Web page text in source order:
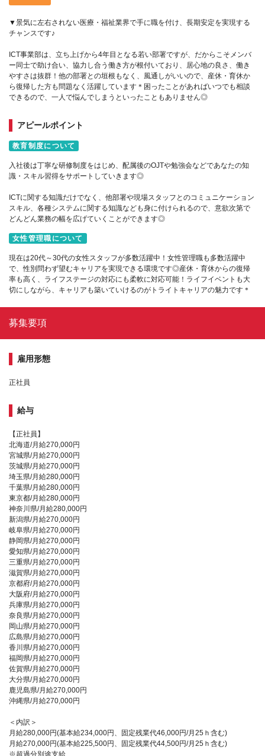
▼景気に左右されない医療・福祉業界で手に職を付け、長期安定を実現する
チャンスです♪
ICT事業部は、立ち上げから4年目となる若い部署ですが、だからこそメンバ
ー同士で助け合い、協力し合う働き方が根付いており、居心地の良さ、働き
やすさは抜群！他の部署との垣根もなく、風通しがいいので、産休・育休か
ら復帰した方も問題なく活躍しています＊困ったことがあればいつでも相談
できるので、一人で悩んでしまうといったこともありません◎
アピールポイント
教育制度について
入社後は丁寧な研修制度をはじめ、配属後のOJTや勉強会などであなたの知
識・スキル習得をサポートしていきます◎
ICTに関する知識だけでなく、他部署や現場スタッフとのコミュニケーション
スキル、各種システムに関する知識なども身に付けられるので、意欲次第で
どんどん業務の幅を広げていくことができます◎
女性管理職について
現在は20代～30代の女性スタッフが多数活躍中！女性管理職も多数活躍中
で、性別問わず望むキャリアを実現できる環境です◎産休・育休からの復帰
率も高く、ライフステージの対応にも柔軟に対応可能！ライフイベントも大
切にしながら、キャリアも築いていけるのがトライトキャリアの魅力です＊
募集要項
雇用形態
正社員
給与
【正社員】
北海道/月給270,000円
宮城県/月給270,000円
茨城県/月給270,000円
埼玉県/月給280,000円
千葉県/月給280,000円
東京都/月給280,000円
神奈川県/月給280,000円
新潟県/月給270,000円
岐阜県/月給270,000円
静岡県/月給270,000円
愛知県/月給270,000円
三重県/月給270,000円
滋賀県/月給270,000円
京都府/月給270,000円
大阪府/月給270,000円
兵庫県/月給270,000円
奈良県/月給270,000円
岡山県/月給270,000円
広島県/月給270,000円
香川県/月給270,000円
福岡県/月給270,000円
佐賀県/月給270,000円
大分県/月給270,000円
鹿児島県/月給270,000円
沖縄県/月給270,000円
＜内訳＞
月給280,000円(基本給234,000円、固定残業代46,000円/月25ｈ含む)
月給270,000円(基本給225,500円、固定残業代44,500円/月25ｈ含む)
※超過分別途支給